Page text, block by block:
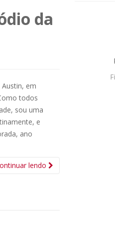
da
em
todos
sou uma
e
ano
lendo